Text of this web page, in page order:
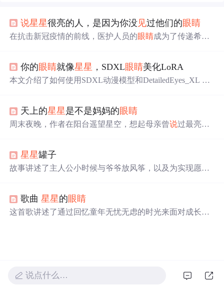
说星星很亮的人，是因为你没见过他们的眼睛
在抗击新冠疫情的前线，医护人员的眼睛成为了传递希望
的吕俊夫妇，以及武汉金域医学公司的核酸检测员刘杰，
他们的眼睛见证了责任、担忧、不舍与坚持。这些眼神背
你的眼睛就像星星 ，SDXL眼睛美化LoRA
本文介绍了如何使用SDXL动漫模型和DetailedEyes_XL Lo
为AI绘画初学者提供了从安装stable diffusion到模型下载、
提示词使用和视频教程的全面学习资源。
天上的星星是不是妈妈的眼睛
周末夜晚，作者在阳台遥望星空，想起母亲曾说过最亮的
星星罐子
故事讲述了主人公小时候与爷爷放风筝，以及为实现愿望
，教给主人公成长的含义。这个故事充满了亲情、失落与
希望的主题。
歌曲星星的眼睛
这首歌讲述了通过回忆童年无忧无虑的时光来面对成长过
说点什么…